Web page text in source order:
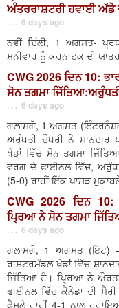
ਅੰਤਰਰਾਸ਼ਟਰੀ ਹਵਾਈ ਅੱਡੇ
. . . 6 days ago
ਨਵੀਂ ਦਿੱਲੀ, 1 ਅਗਸਤ-
ਸ਼ਨੀਵਾਰ ਨੂੰ ਕਰਨਾਟਕ ਦੀ
CWG 2026 ਦਿਨ 10:
ਸੋਨ ਤਗਮਾ
. . . 6 days ago
ਗਲਾਸਗੋ, 1 ਅਗਸਤ
ਅਰੁੰਧਤੀ ਚੌਧਰੀ ਨੇ ਸ਼ਾਨਦਾਰ
ਖੇਡਾਂ ਵਿੱਚ ਸੋਨ ਤਗਮਾ
ਵਰਗ ਦੇ ਫਾਈਨਲ ਵਿੱਚ,
(5-0) ਰਾਹੀਂ ਇੱਕ ਪਾਸੜ
CWG 2026 ਦਿਨ 10:
ਪ੍ਰਿਆ ਨੇ ਸੋਨ ਤਗਮਾ
. . . 6 days ago
ਗਲਾਸਗੋ, 1 ਅਗਸਤ (ਇੰਟ)
ਰਾਸ਼ਟਰਮੰਡਲ ਖੇਡਾਂ ਵਿੱਚ
ਜਿੱਤਿਆ ਹੈ। ਪ੍ਰਿਆ ਨੇ
ਫਾਈਨਲ ਵਿੱਚ ਕੈਨੇਡਾ ਦੀ
ਫੈਸਲੇ ਰਾਹੀਂ 4-1 ਨਾਲ